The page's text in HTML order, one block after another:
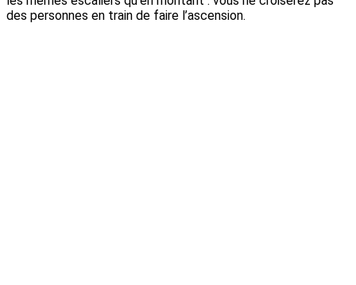
des personnes en train de faire l’ascension.